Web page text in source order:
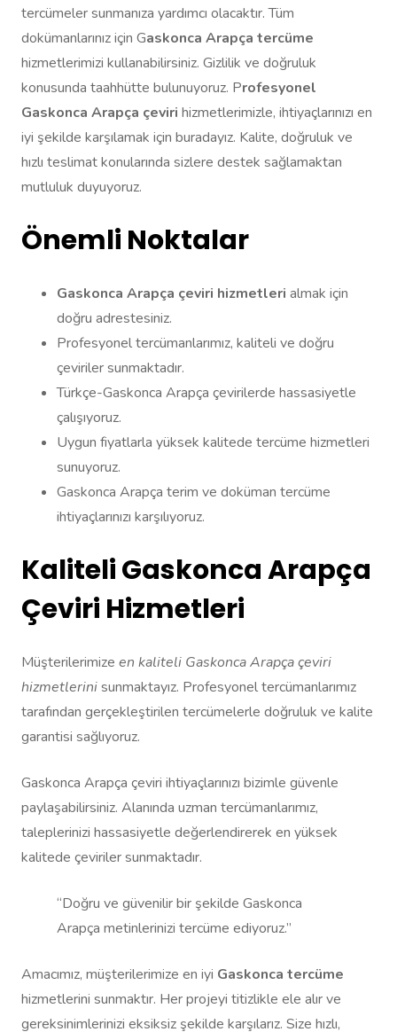
tercümeler sunmanıza yardımcı olacaktır. Tüm
dokümanlarınız için Gaskonca Arapça tercüme
hizmetlerimizi kullanabilirsiniz. Gizlilik ve doğruluk
konusunda taahhütte bulunuyoruz. Profesyonel
Gaskonca Arapça çeviri hizmetlerimizle, ihtiyaçlarınızı en
iyi şekilde karşılamak için buradayız. Kalite, doğruluk ve
hızlı teslimat konularında sizlere destek sağlamaktan
mutluluk duyuyoruz.
Önemli Noktalar
Gaskonca Arapça çeviri hizmetleri almak için
doğru adrestesiniz.
Profesyonel tercümanlarımız, kaliteli ve doğru
çeviriler sunmaktadır.
Türkçe-Gaskonca Arapça çevirilerde hassasiyetle
çalışıyoruz.
Uygun fiyatlarla yüksek kalitede tercüme hizmetleri
sunuyoruz.
Gaskonca Arapça terim ve doküman tercüme
ihtiyaçlarınızı karşılıyoruz.
Kaliteli Gaskonca Arapça
Çeviri Hizmetleri
Müşterilerimize en kaliteli Gaskonca Arapça çeviri
hizmetlerinisunmaktayız. Profesyonel tercümanlarımız
tarafından gerçekleştirilen tercümelerle doğruluk ve kalite
garantisi sağlıyoruz.
Gaskonca Arapça çeviri ihtiyaçlarınızı bizimle güvenle
paylaşabilirsiniz. Alanında uzman tercümanlarımız,
taleplerinizi hassasiyetle değerlendirerek en yüksek
kalitede çeviriler sunmaktadır.
“Doğru ve güvenilir bir şekilde Gaskonca
Arapça metinlerinizi tercüme ediyoruz.”
Amacımız, müşterilerimize en iyi Gaskonca tercüme
hizmetlerini sunmaktır. Her projeyi titizlikle ele alır ve
gereksinimlerinizi eksiksiz şekilde karşılarız. Size hızlı,